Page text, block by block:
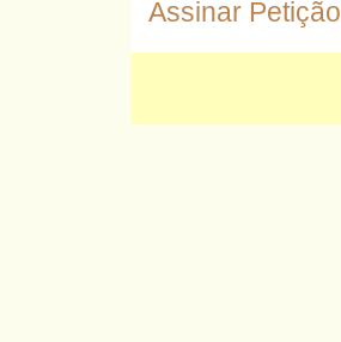
Assinar Petição